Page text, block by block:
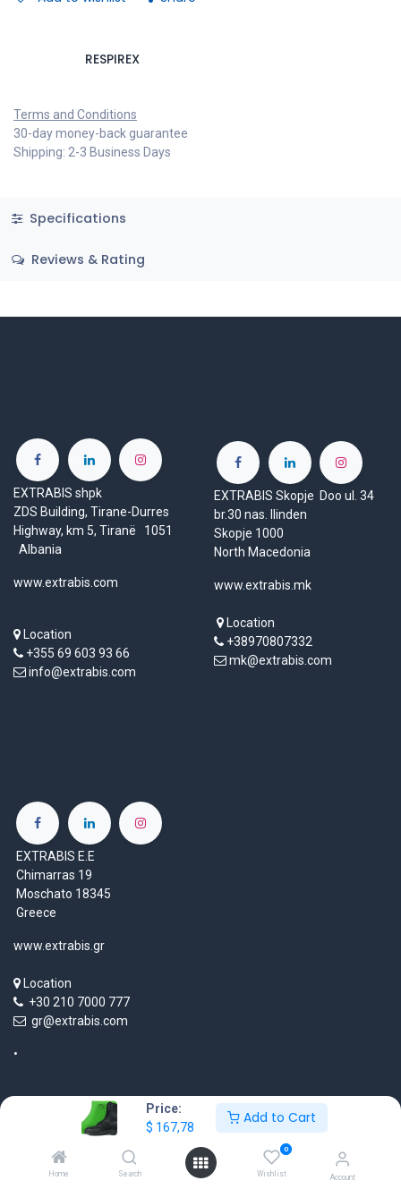
Price:
$ 167,78
Add to Cart
Home Search
0
Wishlist Account
RESPIREX
Terms and Conditions
30-day money-back guarantee
Shipping: 2-3 Business Days
Specifications
Reviews & Rating
EXTRABIS shpk
ZDS Building, Tirane-Durres
Highway, km 5, Tiranë 1051
Albania
www.extrabis.com
Location
+355 69 603 93 66
info@extrabis.com
EXTRABIS Skopje Doo ul. 34
br.30 nas. Ilinden
Skopje 1000
North Macedonia
www.extrabis.mk
Location
+38970807332
mk@extrabis.com
EXTRABIS E.E
Chimarras 19
Moschato 18345
Greece
www.extrabis.gr
Location
+30 210 7000 777
gr@extrabis.com
EXTRABIS
HQ Center Office